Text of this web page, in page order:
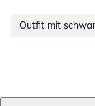
Outfit mit